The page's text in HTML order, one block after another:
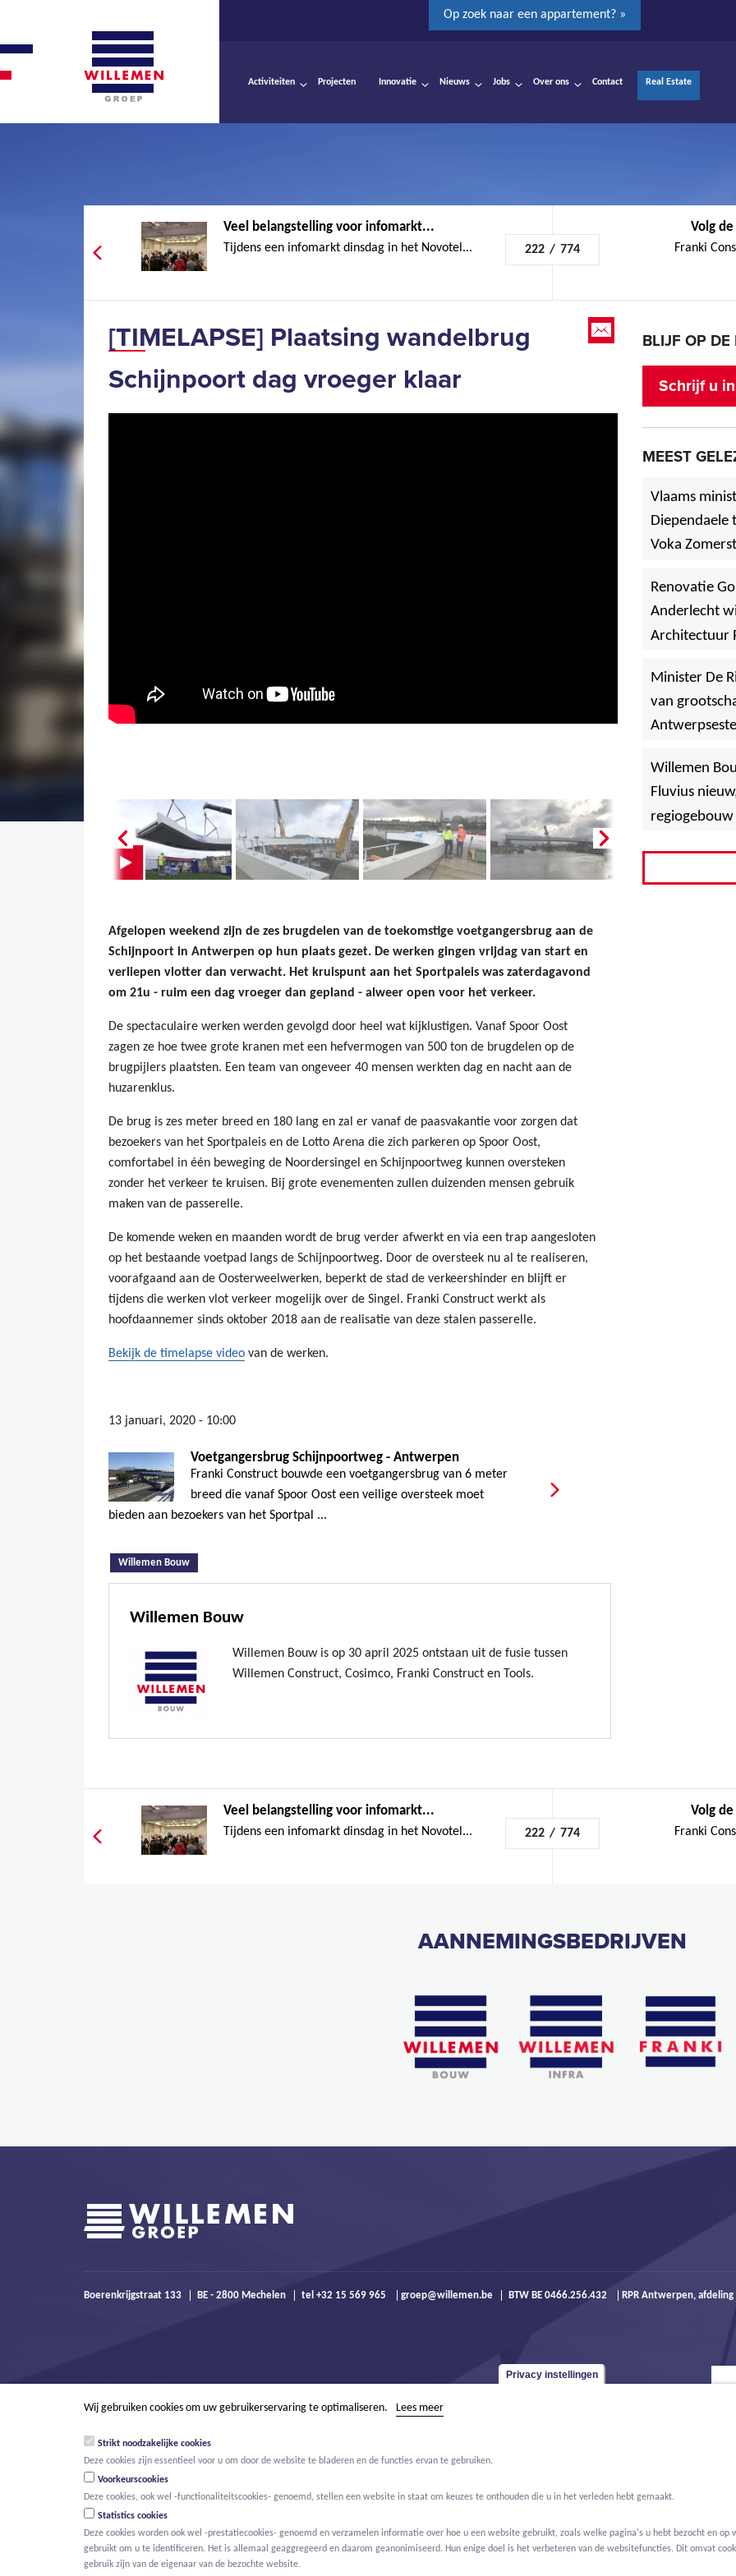
Op zoek naar een appartement? »
Activiteiten Projecten Innovatie Nieuws Jobs Over ons Contact Real Estate
Veel belangstelling voor infomarkt...
Tijdens een infomarkt dinsdag in het Novotel... 222 / 774
Volg
Franki
[TIMELAPSE] Plaatsing wandelbrug
Schijnpoort dag vroeger klaar
Afgelopen weekend zijn de zes brugdelen van de toekomstige voetgangersbrug aan de
Schijnpoort in Antwerpen op hun plaats gezet. De werken gingen vrijdag van start en
verliepen vlotter dan verwacht. Het kruispunt aan het Sportpaleis was zaterdagavond
om 21u - ruim een dag vroeger dan gepland - alweer open voor het verkeer.
De spectaculaire werken werden gevolgd door heel wat kijklustigen. Vanaf Spoor Oost
zagen ze hoe twee grote kranen met een hefvermogen van 500 ton de brugdelen op de
brugpijlers plaatsten. Een team van ongeveer 40 mensen werkten dag en nacht aan de
huzarenklus.
De brug is zes meter breed en 180 lang en zal er vanaf de paasvakantie voor zorgen dat
bezoekers van het Sportpaleis en de Lotto Arena die zich parkeren op Spoor Oost,
comfortabel in één beweging de Noordersingel en Schijnpoortweg kunnen oversteken
zonder het verkeer te kruisen. Bij grote evenementen zullen duizenden mensen gebruik
maken van de passerelle.
De komende weken en maanden wordt de brug verder afwerkt en via een trap aangesloten
op het bestaande voetpad langs de Schijnpoortweg. Door de oversteek nu al te realiseren,
voorafgaand aan de Oosterweelwerken, beperkt de stad de verkeershinder en blijft er
tijdens die werken vlot verkeer mogelijk over de Singel. Franki Construct werkt als
hoofdaannemer sinds oktober 2018 aan de realisatie van deze stalen passerelle.
Bekijk de timelapse video van de werken.
13 januari, 2020 - 10:00
Voetgangersbrug Schijnpoortweg - Antwerpen
Franki Construct bouwde een voetgangersbrug van 6 meter
breed die vanaf Spoor Oost een veilige oversteek moet
bieden aan bezoekers van het Sportpal ...
Willemen Bouw
Willemen Bouw
Willemen Bouw is op 30 april 2025 ontstaan uit de fusie tussen
Willemen Construct, Cosimco, Franki Construct en Tools.
BLIJF OP DE
Schrijf u
MEEST
Vlaams
Voka
Renovatie
Anderlecht
Architectuur
Minister De
van
Willemen
Fluvius
Veel belangstelling voor infomarkt...
Tijdens een infomarkt dinsdag in het Novotel... 222 / 774
Volg
Franki
AANNEMINGSBEDRIJVEN
Boerenkrijgstraat 133 BE - 2800 Mechelen tel +32 15 569 965 groep@willemen.be BTW BE 0466.256.432 RPR Antwerpen,
© Willemen Groep Activiteiten Projecten Innovatie
Privacy instellingen
Wij gebruiken cookies om uw gebruikerservaring te optimaliseren. Lees meer
Strikt noodzakelijke cookies
Deze cookies zijn essentieel voor u om door de website te bladeren en de functies ervan te gebruiken.
Voorkeurscookies
Deze cookies, ook wel -functionaliteitscookies- genoemd, stellen een website in staat om keuzes te onthouden die u in het verleden hebt gemaakt.
Statistics cookies
Deze cookies worden ook wel -prestatiecookies- genoemd en verzamelen informatie over hoe u een website gebruikt, zoals welke pagina's u hebt bezocht en
gebruikt om u te identificeren. Het is allemaal geaggregeerd en daarom geanonimiseerd. Hun enige doel is het verbeteren van de websitefuncties. Dit omvat
gebruik zijn van de eigenaar van de bezochte website.